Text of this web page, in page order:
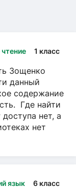
1 класс
Зощенко
данный
содержание
Где найти
нет, а
нет
язык 6 класс